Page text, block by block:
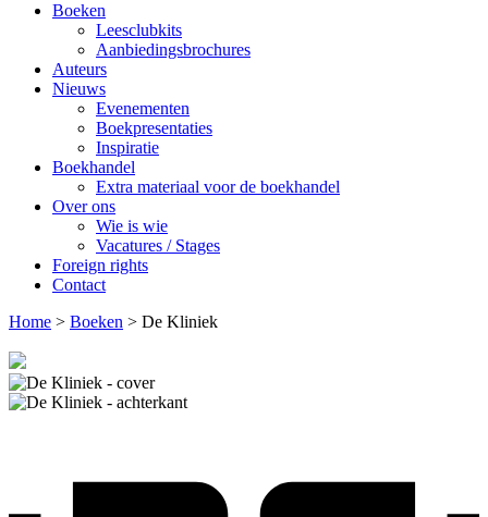
Boeken
Leesclubkits
Aanbiedingsbrochures
Auteurs
Nieuws
Evenementen
Boekpresentaties
Inspiratie
Boekhandel
Extra materiaal voor de boekhandel
Over ons
Wie is wie
Vacatures / Stages
Foreign rights
Contact
Home > Boeken > De Kliniek